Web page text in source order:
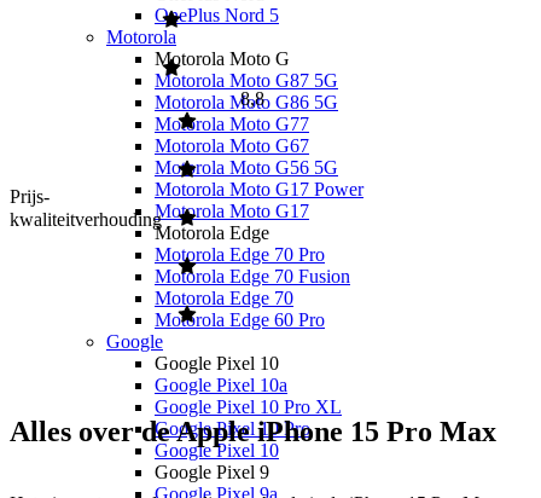
OnePlus Nord 5
Motorola
Motorola Moto G
Motorola Moto G87 5G
Motorola Moto G86 5G
Motorola Moto G77
Motorola Moto G67
Motorola Moto G56 5G
Motorola Moto G17 Power
Motorola Moto G17
Motorola Edge
Motorola Edge 70 Pro
Motorola Edge 70 Fusion
Motorola Edge 70
Motorola Edge 60 Pro
Google
Google Pixel 10
Google Pixel 10a
Google Pixel 10 Pro XL
Google Pixel 10 Pro
Google Pixel 10
Google Pixel 9
Google Pixel 9a
Prijs-
kwaliteitverhouding
8,8
Alles over de Apple iPhone 15 Pro Max